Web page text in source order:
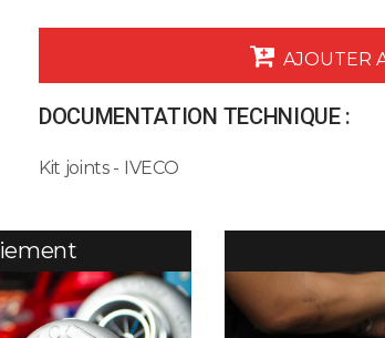
AJOUTER
DOCUMENTATION TECHNIQUE :
Kit joints - IVECO